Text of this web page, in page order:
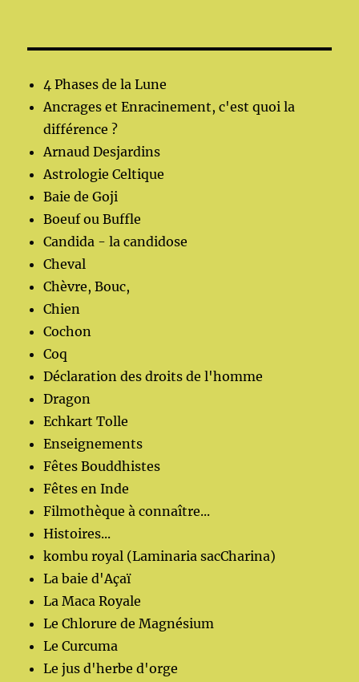
4 Phases de la Lune
Ancrages et Enracinement, c'est quoi la
différence ?
Arnaud Desjardins
Astrologie Celtique
Baie de Goji
Boeuf ou Buffle
Candida - la candidose
Cheval
Chèvre, Bouc,
Chien
Cochon
Coq
Déclaration des droits de l'homme
Dragon
Echkart Tolle
Enseignements
Fêtes Bouddhistes
Fêtes en Inde
Filmothèque à connaître...
Histoires...
kombu royal (Laminaria sacCharina)
La baie d'Açaï
La Maca Royale
Le Chlorure de Magnésium
Le Curcuma
Le jus d'herbe d'orge